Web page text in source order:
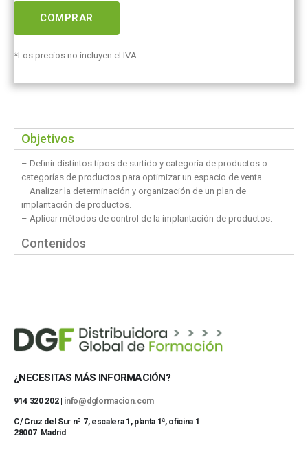
COMPRAR
*Los precios no incluyen el IVA.
Objetivos
– Definir distintos tipos de surtido y categoría de productos o
categorías de productos para optimizar un espacio de venta.
– Analizar la determinación y organización de un plan de
implantación de productos.
– Aplicar métodos de control de la implantación de productos.
Contenidos
¿NECESITAS MÁS INFORMACIÓN?
914 320 202 | info@dgformacion.com
C/ Cruz del Sur nº 7, escalera 1, planta 1ª, oficina 1
28007 Madrid